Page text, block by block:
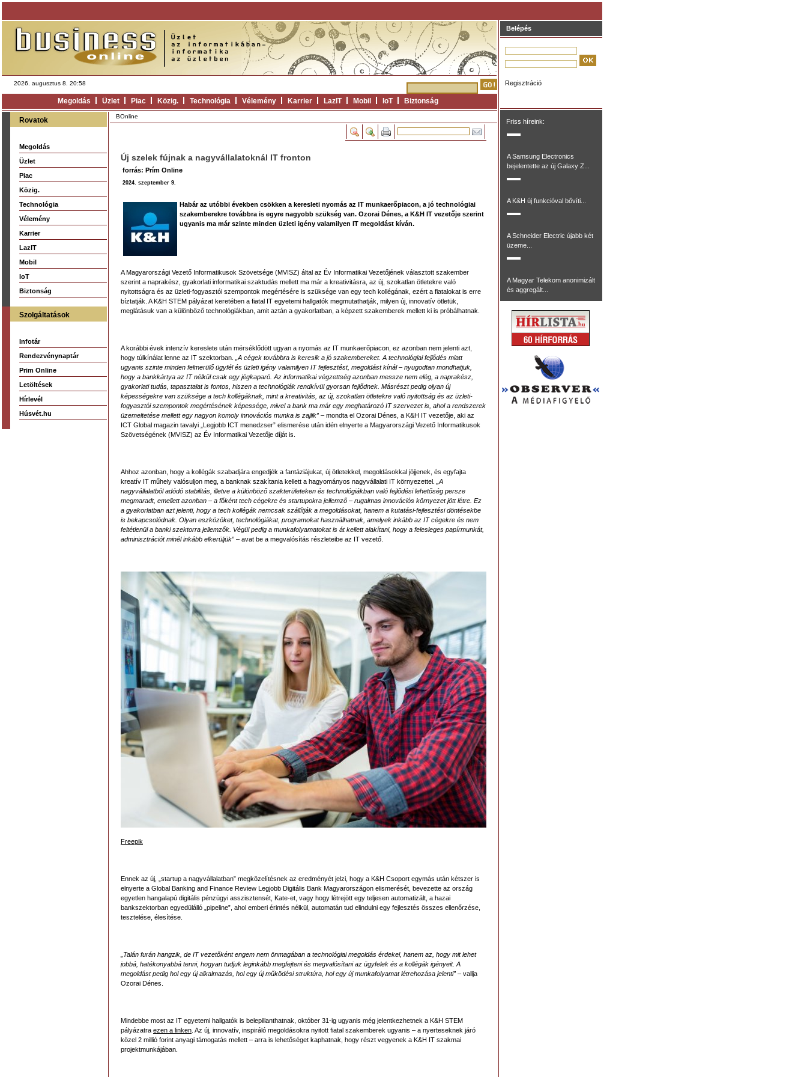
2026. augusztus 8. 20:58
Megoldás Üzlet Piac Közig. Technológia Vélemény Karrier LazIT Mobil IoT Biztonság
Rovatok
Megoldás
Üzlet
Piac
Közig.
Technológia
Vélemény
Karrier
LazIT
Mobil
IoT
Biztonság
Szolgáltatások
Infotár
Rendezvénynaptár
Prim Online
Letöltések
Hírlevél
Húsvét.hu
BOnline
Új szelek fújnak a nagyvállalatoknál IT fronton
forrás: Prím Online
2024. szeptember 9.
Habár az utóbbi években csökken a keresleti nyomás az IT munkaerőpiacon, a jó technológiai
szakemberekre továbbra is egyre nagyobb szükség van. Ozorai Dénes, a K&H IT vezetője szerint
ugyanis ma már szinte minden üzleti igény valamilyen IT megoldást kíván.
A Magyarországi Vezető Informatikusok Szövetsége (MVISZ) által az Év Informatikai Vezetőjének választott szakember
szerint a naprakész, gyakorlati informatikai szaktudás mellett ma már a kreativitásra, az új, szokatlan ötletekre való
nyitottságra és az üzleti-fogyasztói szempontok megértésére is szüksége van egy tech kollégának, ezért a fiatalokat is erre
bíztatják. A K&H STEM pályázat keretében a fiatal IT egyetemi hallgatók megmutathatják, milyen új, innovatív ötletük,
meglátásuk van a különböző technológiákban, amit aztán a gyakorlatban, a képzett szakemberek mellett ki is próbálhatnak.
A korábbi évek intenzív kereslete után mérséklődött ugyan a nyomás az IT munkaerőpiacon, ez azonban nem jelenti azt,
hogy túlkínálat lenne az IT szektorban.
„A cégek továbbra is keresik a jó szakembereket. A technológiai fejlődés miatt
ugyanis szinte minden felmerülő ügyfél és üzleti igény valamilyen IT fejlesztést, megoldást kínál – nyugodtan mondhatjuk,
hogy a bankkártya az IT nélkül csak egy jégkaparó. Az informatikai végzettség azonban messze nem elég, a naprakész,
gyakorlati tudás, tapasztalat is fontos, hiszen a technológiák rendkívül gyorsan fejlődnek. Másrészt pedig olyan új
képességekre van szüksége a tech kollégáknak, mint a kreativitás, az új, szokatlan ötletekre való nyitottság és az üzleti-
fogyasztói szempontok megértésének képessége, mivel a bank ma már egy meghatározó IT szervezet is, ahol a rendszerek
üzemeltetése mellett egy nagyon komoly innovációs munka is zajlik” – mondta el Ozorai Dénes, a K&H IT vezetője, aki az
ICT Global magazin tavalyi „Legjobb ICT menedzser” elismerése után idén elnyerte a Magyarországi Vezető Informatikusok
Szövetségének (MVISZ) az Év Informatikai Vezetője díját is.
Ahhoz azonban, hogy a kollégák szabadjára engedjék a fantáziájukat, új ötletekkel, megoldásokkal jöjjenek, és egyfajta
kreatív IT műhely valósuljon meg, a banknak szakítania kellett a hagyományos nagyvállalati IT környezettel.
„A
nagyvállalatból adódó stabilitás, illetve a különböző szakterületeken és technológiákban való fejlődési lehetőség persze
megmaradt, emellett azonban – a főként tech cégekre és startupokra jellemző – rugalmas innovációs környezet jött létre. Ez
a gyakorlatban azt jelenti, hogy a tech kollégák nemcsak szállítják a megoldásokat, hanem a kutatási-fejlesztési döntésekbe
is bekapcsolódnak. Olyan eszközöket, technológiákat, programokat használhatnak, amelyek inkább az IT cégekre és nem
feltétlenül a banki szektorra jellemzők. Végül pedig a munkafolyamatokat is át kellett alakítani, hogy a felesleges papírmunkát,
adminisztrációt minél inkább elkerüljük” – avat be a megvalósítás részleteibe az IT vezető.
Freepik
Ennek az új, „startup a nagyvállalatban” megközelítésnek az eredményét jelzi, hogy a K&H Csoport egymás után kétszer is
elnyerte a Global Banking and Finance Review Legjobb Digitális Bank Magyarországon elismerését, bevezette az ország
egyetlen hangalapú digitális pénzügyi asszisztensét, Kate-et, vagy hogy létrejött egy teljesen automatizált, a hazai
bankszektorban egyedülálló „pipeline”, ahol emberi érintés nélkül, automatán tud elindulni egy fejlesztés összes ellenőrzése,
tesztelése, élesítése.
„Talán furán hangzik, de IT vezetőként engem nem önmagában a technológiai megoldás érdekel, hanem az, hogy mit lehet
jobbá, hatékonyabbá tenni, hogyan tudjuk leginkább megfejteni és megvalósítani az ügyfelek és a kollégák igényeit. A
megoldást pedig hol egy új alkalmazás, hol egy új működési struktúra, hol egy új munkafolyamat létrehozása jelenti” – vallja
Ozorai Dénes.
Mindebbe most az IT egyetemi hallgatók is belepillanthatnak, október 31-ig ugyanis még jelentkezhetnek a K&H STEM
pályázatra ezen a linken . Az új, innovatív, inspiráló megoldásokra nyitott fiatal szakemberek ugyanis – a nyerteseknek járó
közel 2 millió forint anyagi támogatás mellett – arra is lehetőséget kaphatnak, hogy részt vegyenek a K&H IT szakmai
projektmunkájában.
Belépés
Regisztráció
Friss híreink:
A Samsung Electronics
bejelentette az új Galaxy Z...
A K&H új funkcióval bővíti...
A Schneider Electric újabb két
üzeme...
A Magyar Telekom anonimizált
és aggregált...